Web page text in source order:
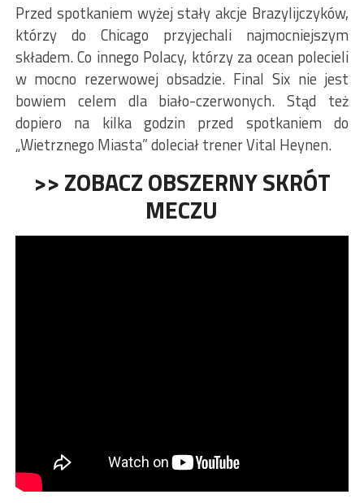
Przed spotkaniem wyżej stały akcje Brazylijczyków,
którzy do Chicago przyjechali najmocniejszym
składem. Co innego Polacy, którzy za ocean polecieli
w mocno rezerwowej obsadzie. Final Six nie jest
bowiem celem dla biało-czerwonych. Stąd też
dopiero na kilka godzin przed spotkaniem do
„Wietrznego Miasta” doleciał trener Vital Heynen.
>> ZOBACZ OBSZERNY SKRÓT
MECZU